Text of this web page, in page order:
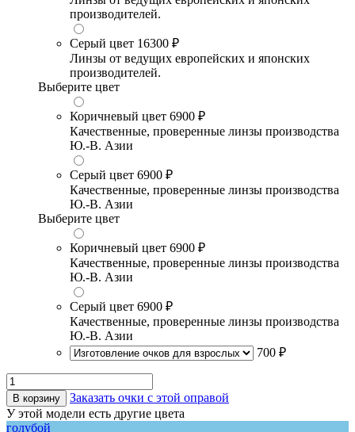
производителей.
Серый цвет 16300 ₽
Линзы от ведущих европейских и японских
производителей.
Выберите цвет
Коричневый цвет 6900 ₽
Качественные, проверенные линзы производства
Ю.-В. Азии
Серый цвет 6900 ₽
Качественные, проверенные линзы производства
Ю.-В. Азии
Выберите цвет
Коричневый цвет 6900 ₽
Качественные, проверенные линзы производства
Ю.-В. Азии
Серый цвет 6900 ₽
Качественные, проверенные линзы производства
Ю.-В. Азии
700 ₽
В корзину
Заказать очки с этой оправой
У этой модели есть другие цвета
голубой